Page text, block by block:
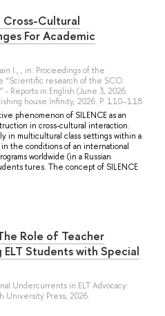
Cross-Cultural
For Academic
I., , in: Proceedings of the
research of the SCO
Reports in English (June 3, 2026.
house Infinity, 2026. P. 110–118.
phenomenon of SILENCE as an
in cross-cultural interaction.
in multicultural class settings within a
the conditions of an international
worldwide (in a Russian
tures. The concept of SILENCE
Role of Teacher
Students with Special
Undercurrents in ELT Advocacy:
University Press, 2026.